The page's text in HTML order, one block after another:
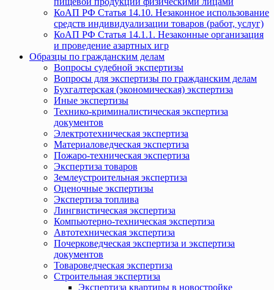
КоАП РФ Статья 14.10. Незаконное использование
средств индивидуализации товаров (работ, услуг)
КоАП РФ Статья 14.1.1. Незаконные организация
и проведение азартных игр
Образцы по гражданским делам
Вопросы судебной экспертизы
Вопросы для экспертизы по гражданским делам
Бухгалтерская (экономическая) экспертиза
Иные экспертизы
Технико-криминалистическая экспертиза
документов
Электротехническая экспертиза
Материаловедческая экспертиза
Пожаро-техническая экспертиза
Экспертиза товаров
Землеустроительная экспертиза
Оценочные экспертизы
Экспертиза топлива
Лингвистическая экспертиза
Компьютерно-техническая экспертиза
Автотехническая экспертиза
Почерковедческая экспертиза и экспертиза
документов
Товароведческая экспертиза
Строительная экспертиза
Экспертиза квартиры в новостройке